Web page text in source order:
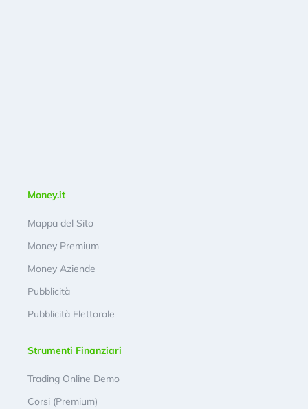
Money.it
Mappa del Sito
Money Premium
Money Aziende
Pubblicità
Pubblicità Elettorale
Strumenti Finanziari
Trading Online Demo
Corsi (Premium)